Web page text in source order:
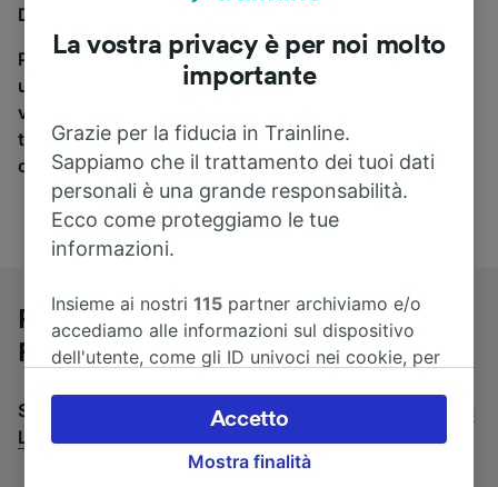
Düsseldorf Hbf a Lille-Flandres, sei nel posto giusto.
Per trovare i biglietti dei pullman, è sufficiente avviare
una ricerca in alto, e compareremo i tempi e i costi del
viaggio in treno e in pullman. Con Trainline puoi
trovare i biglietti per viaggiare con oltre 170
compagnie ferroviarie e dei pullman.
Pullman da Düsseldorf Hbf a Lille-
Flandres
Stai cercando un viaggio di ritorno? Vai su
Lille-Flandres a Düsseldorf Hbf
La vostra privacy è per noi molto
importante
Grazie per la fiducia in Trainline.
Sappiamo che il trattamento dei tuoi dati
personali è una grande responsabilità.
Ecco come proteggiamo le tue
informazioni.
Insieme ai nostri115 partner archiviamo e/o
accediamo alle informazioni sul dispositivo
dell'utente, come gli ID univoci nei cookie, per
accettare o gestire le proprie scelte facendo
clic di seguito, tra cui il proprio diritto di
opporsi sulla base di un interesse legittimo o
Mostra finalità
Accetto